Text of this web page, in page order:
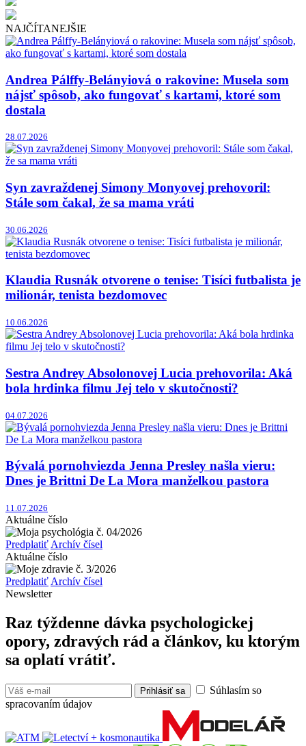
NAJČÍTANEJŠIE
Andrea Pálffy-Belányiová o rakovine: Musela som
nájsť spôsob, ako fungovať s kartami, ktoré som
dostala
28.07.2026
Syn zavraždenej Simony Monyovej prehovoril:
Stále som čakal, že sa mama vráti
30.06.2026
Klaudia Rusnák otvorene o tenise: Tisíci futbalista je
milionár, tenista bezdomovec
10.06.2026
Sestra Andrey Absolonovej Lucia prehovorila: Aká
bola hrdinka filmu Jej telo v skutočnosti?
04.07.2026
Bývalá pornohviezda Jenna Presley našla vieru:
Dnes je Brittni De La Mora manželkou pastora
11.07.2026
Aktuálne číslo
Predplatiť Archív čísel
Aktuálne číslo
Predplatiť Archív čísel
Newsletter
Raz týždenne dávka psychologickej
opory, zdravých rád a článkov, ku ktorým
sa oplatí vrátiť.
Prihlásiť sa
Súhlasím so
spracovaním údajov